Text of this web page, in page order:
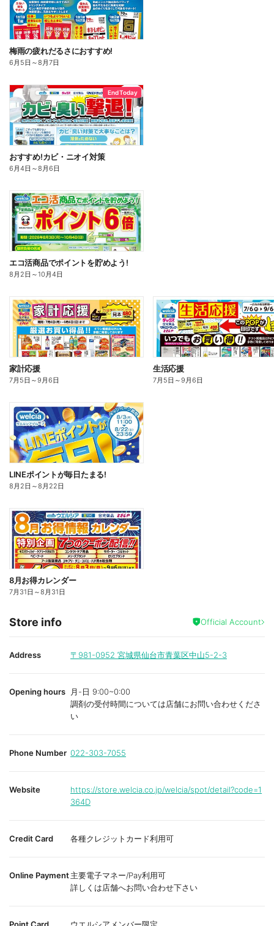
梅雨の疲れだるさにおすすめ!
6月5日 ～8月7日
End Today
おすすめ!カビ・ニオイ対策
6月4日 ～8月6日
エコ活商品でポイントを貯めよう!
8月2日 ～10月4日
家計応援
7月5日 ～9月6日
生活応援
7月5日 ～9月6日
LINEポイントが毎日たまる!
8月2日 ～8月22日
8月お得カレンダー
7月31日 ～8月31日
Store info Official Account
Address 〒981-0952 宮城県仙台市青葉区中山5-2-3
Opening hours
月-日 9:00~0:00
調剤の受付時間については店舗にお問い合わせくださ
い
Phone Number 022-303-7055
Website
https://store.welcia.co.jp/welcia/spot/detail?code=1
364D
Credit Card 各種クレジットカード利用可
Online Payment主要電子マネー/Pay利用可
詳しくは店舗へお問い合わせ下さい
Point Card ウエルシアメンバー限定